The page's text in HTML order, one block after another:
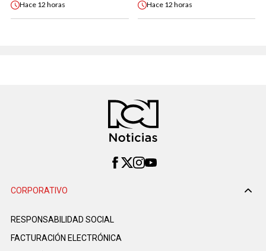
Hace 12 horas Hace 12 horas
CORPORATIVO
RESPONSABILIDAD SOCIAL
FACTURACIÓN ELECTRÓNICA